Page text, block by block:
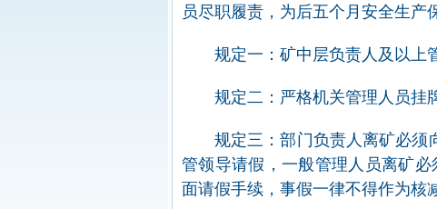
员尽职履责，为后五个月安全生产
规定一：矿中层负责人及以上
规定二：严格机关管理人员挂
规定三：部门负责人离矿必须
管领导请假，一般管理人员离矿
面请假手续，事假一律不得作为核